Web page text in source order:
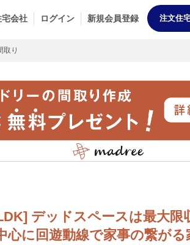
会社 ログイン 新規会員登録 注文住
取り
デッドスペースは最大限
心に回遊動線で家事の繋がる